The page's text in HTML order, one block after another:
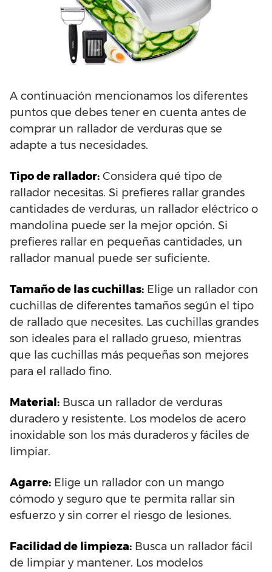
A continuación mencionamos los diferentes
puntos que debes tener en cuenta antes de
comprar un rallador de verduras que se
adapte a tus necesidades.
Tipo de rallador: Considera qué tipo de
rallador necesitas. Si prefieres rallar grandes
cantidades de verduras, un rallador eléctrico o
mandolina puede ser la mejor opción. Si
prefieres rallar en pequeñas cantidades, un
rallador manual puede ser suficiente.
Tamaño de las cuchillas: Elige un rallador con
cuchillas de diferentes tamaños según el tipo
de rallado que necesites. Las cuchillas grandes
son ideales para el rallado grueso, mientras
que las cuchillas más pequeñas son mejores
para el rallado fino.
Material: Busca un rallador de verduras
duradero y resistente. Los modelos de acero
inoxidable son los más duraderos y fáciles de
limpiar.
Agarre: Elige un rallador con un mango
cómodo y seguro que te permita rallar sin
esfuerzo y sin correr el riesgo de lesiones.
Facilidad de limpieza: Busca un rallador fácil
de limpiar y mantener. Los modelos